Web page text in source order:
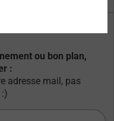
ou bon plan,
:
adresse mail, pas